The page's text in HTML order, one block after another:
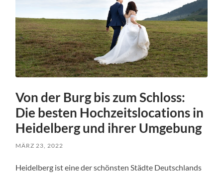
Von der Burg bis zum Schloss:
Die besten Hochzeitslocations in
Heidelberg und ihrer Umgebung
MÄRZ 23, 2022
Heidelberg ist eine der schönsten Städte Deutschlands